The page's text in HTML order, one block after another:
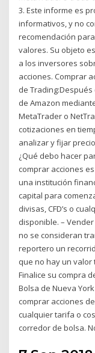
3. Este informe es
informativos, y no
recomendación
valores. Su objeto
a los inversores
acciones. Comprar
de
de Amazon
MetaTrader o
cotizaciones en
analizar y fijar
¿Qué debo hacer
comprar acciones
una institución
capital para
divisas, CFD’s o
disponible. –
no se consideran
reportero un
que no hay un valor
Finalice su compra
Bolsa de Nueva
comprar acciones
cualquier tarifa o
corredor de bolsa.